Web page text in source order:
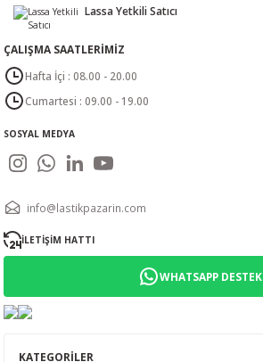
Lassa Yetkili Satıcı
ÇALIŞMA SAATLERİMİZ
Hafta İçi : 08.00 - 20.00
Cumartesi : 09.00 - 19.00
SOSYAL MEDYA
info@lastikpazarin.com
İLETİŞİM HATTI
WHATSAPP DESTEK
KATEGORİLER